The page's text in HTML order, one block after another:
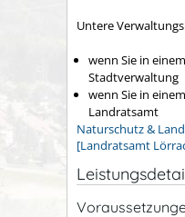
Untere
wenn Sie in
Stadtverwaltung
wenn Sie in
Landratsamt
Naturschutz &
[Landratsamt